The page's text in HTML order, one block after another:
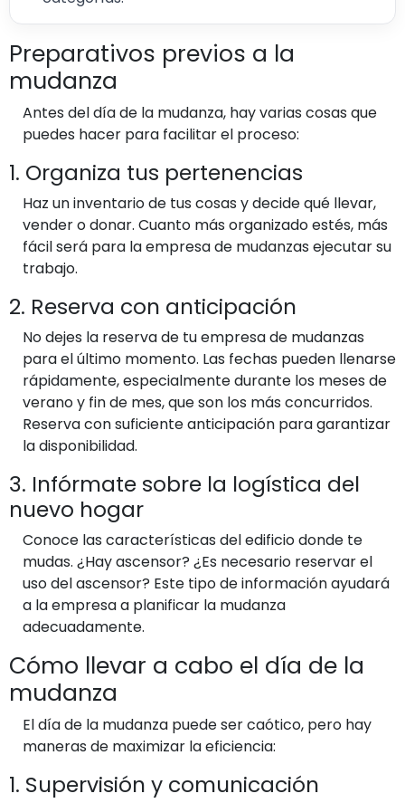
Preparativos previos a la
mudanza
Antes del día de la mudanza, hay varias cosas que
puedes hacer para facilitar el proceso:
1. Organiza tus pertenencias
Haz un inventario de tus cosas y decide qué llevar,
vender o donar. Cuanto más organizado estés, más
fácil será para la empresa de mudanzas ejecutar su
trabajo.
2. Reserva con anticipación
No dejes la reserva de tu empresa de mudanzas
para el último momento. Las fechas pueden llenarse
rápidamente, especialmente durante los meses de
verano y fin de mes, que son los más concurridos.
Reserva con suficiente anticipación para garantizar
la disponibilidad.
3. Infórmate sobre la logística del
nuevo hogar
Conoce las características del edificio donde te
mudas. ¿Hay ascensor? ¿Es necesario reservar el
uso del ascensor? Este tipo de información ayudará
a la empresa a planificar la mudanza
adecuadamente.
Cómo llevar a cabo el día de la
mudanza
El día de la mudanza puede ser caótico, pero hay
maneras de maximizar la eficiencia:
1. Supervisión y comunicación